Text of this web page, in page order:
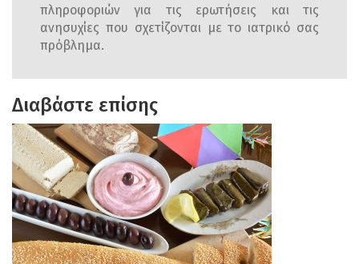
πληροφοριών για τις ερωτήσεις και τις
ανησυχίες που σχετίζονται με το ιατρικό σας
πρόβλημα.
Διαβάστε επίσης